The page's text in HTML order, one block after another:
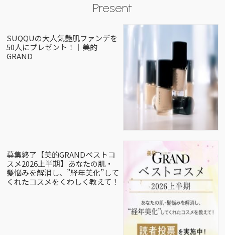
Present
SUQQUの大人気艶肌ファンデを
50人にプレゼント！｜美的
GRAND
募集終了【美的GRANDベストコ
スメ2026上半期】あなたの肌・
髪悩みを解消し、”経年美化”して
くれたコスメをくわしく教えて！